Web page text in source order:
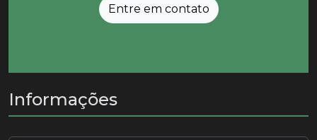
Entre em contato
Informações